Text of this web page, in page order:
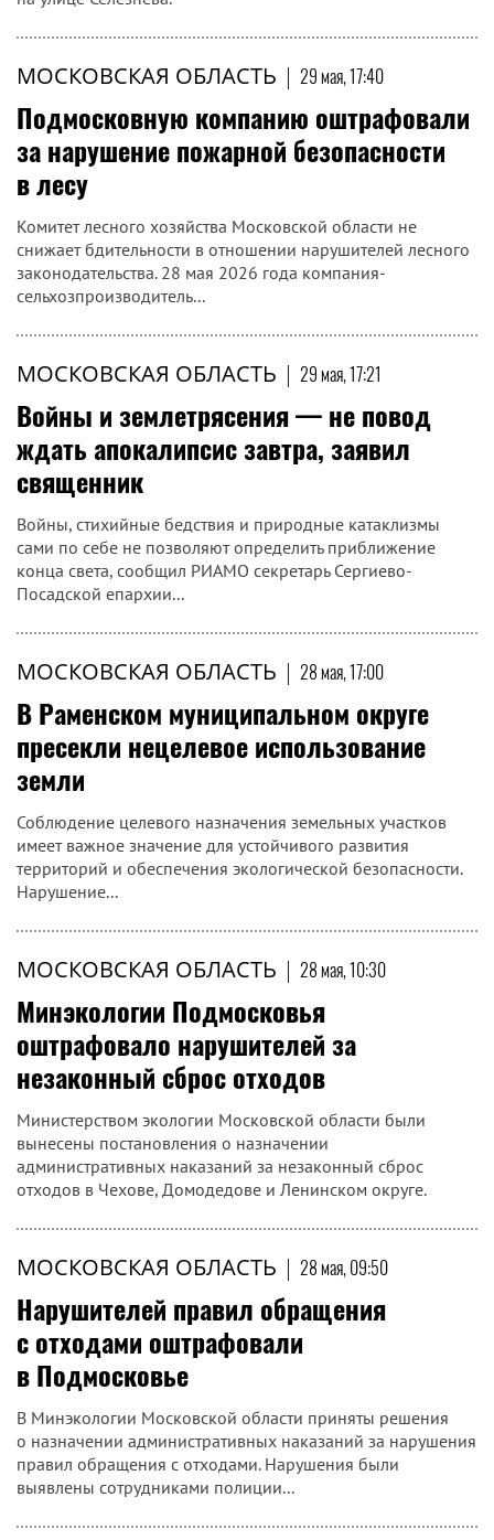
МОСКОВСКАЯ ОБЛАСТЬ | 29 мая, 17:40
Подмосковную компанию оштрафовали
за нарушение пожарной безопасности
в лесу
Комитет лесного хозяйства Московской области не
снижает бдительности в отношении нарушителей лесного
законодательства. 28 мая 2026 года компания-
сельхозпроизводитель...
МОСКОВСКАЯ ОБЛАСТЬ | 29 мая, 17:21
Войны и землетрясения — не повод
ждать апокалипсис завтра, заявил
священник
Войны, стихийные бедствия и природные катаклизмы
сами по себе не позволяют определить приближение
конца света, сообщил РИАМО секретарь Сергиево-
Посадской епархии...
МОСКОВСКАЯ ОБЛАСТЬ | 28 мая, 17:00
В Раменском муниципальном округе
пресекли нецелевое использование
земли
Соблюдение целевого назначения земельных участков
имеет важное значение для устойчивого развития
территорий и обеспечения экологической безопасности.
Нарушение...
МОСКОВСКАЯ ОБЛАСТЬ | 28 мая, 10:30
Минэкологии Подмосковья
оштрафовало нарушителей за
незаконный сброс отходов
Министерством экологии Московской области были
вынесены постановления о назначении
административных наказаний за незаконный сброс
отходов в Чехове, Домодедове и Ленинском округе.
МОСКОВСКАЯ ОБЛАСТЬ | 28 мая, 09:50
Нарушителей правил обращения
с отходами оштрафовали
в Подмосковье
В Минэкологии Московской области приняты решения
о назначении административных наказаний за нарушения
правил обращения с отходами. Нарушения были
выявлены сотрудниками полиции...